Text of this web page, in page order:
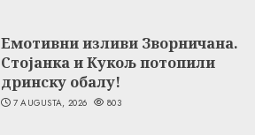
Емотивни изливи Зворничана.
Стојанка и Кукољ потопили
дринску обалу!
7 AUGUSTA, 2026 803